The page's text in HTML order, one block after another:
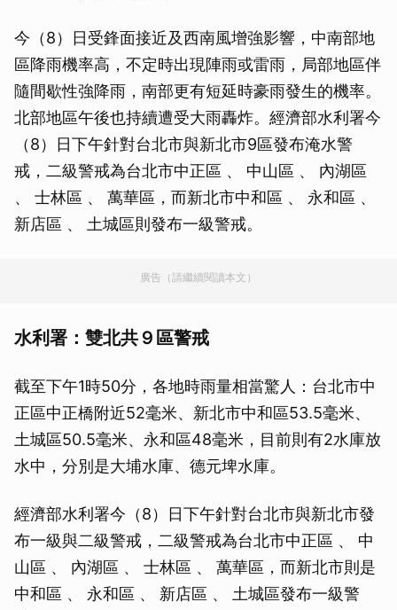
今（8）日受鋒面接近及西南風增強影響，中南部地
區降雨機率高，不定時出現陣雨或雷雨，局部地區伴
隨間歇性強降雨，南部更有短延時豪雨發生的機率。
北部地區午後也持續遭受大雨轟炸。經濟部水利署今
（8）日下午針對台北市與新北市9區發布淹水警
戒，二級警戒為台北市中正區 、 中山區 、 內湖區
、 士林區 、 萬華區，而新北市中和區 、 永和區 、
新店區 、 土城區則發布一級警戒。
廣告（請繼續閱讀本文）
水利署：雙北共９區警戒
截至下午1時50分，各地時雨量相當驚人：台北市中
正區中正橋附近52毫米、新北市中和區53.5毫米、
土城區50.5毫米、永和區48毫米，目前則有2水庫放
水中，分別是大埔水庫、德元埤水庫。
經濟部水利署今（8）日下午針對台北市與新北市發
布一級與二級警戒，二級警戒為台北市中正區 、 中
山區 、 內湖區 、 士林區 、 萬華區，而新北市則是
中和區 、 永和區 、 新店區 、 土城區發布一級警